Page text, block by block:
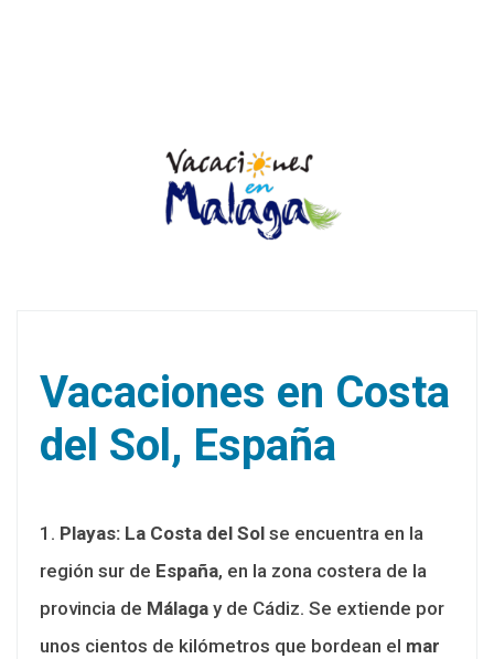
Vacaciones en Costa
del Sol, España
1. Playas: La Costa del Sol se encuentra en la
región sur de España, en la zona costera de la
provincia de Málaga y de Cádiz. Se extiende por
unos cientos de kilómetros que bordean el mar